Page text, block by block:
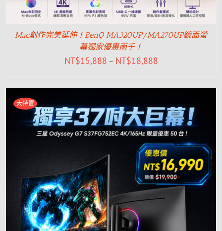
Mac創作完美延伸！BenQ MA320UP/MA270UP鏡面螢
幕獨家優惠兩千！
NT$15,888 – NT$18,888
大特賣